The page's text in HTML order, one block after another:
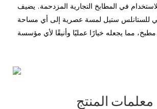
للاستخدام في المطابخ التجارية المزدحمة. يضيف
للستانلس ستيل لمسة عصرية إلى أي مساحة
معلمات المنتج